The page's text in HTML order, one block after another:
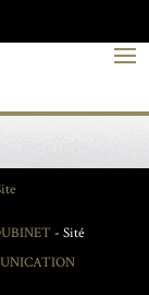
- Sité